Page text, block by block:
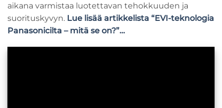
aikana varmistaa luotettavan tehokkuuden ja
suorituskyvyn. Lue lisää artikkelista “EVI-teknologia
Panasonicilta – mitä se on?”…